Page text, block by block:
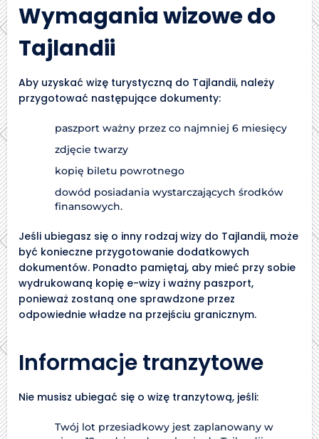
Wymagania wizowe do
Tajlandii
Aby uzyskać wizę turystyczną do Tajlandii, należy
przygotować następujące dokumenty:
paszport ważny przez co najmniej 6 miesięcy
zdjęcie twarzy
kopię biletu powrotnego
dowód posiadania wystarczających środków
finansowych.
Jeśli ubiegasz się o inny rodzaj wizy do Tajlandii, może
być konieczne przygotowanie dodatkowych
dokumentów. Ponadto pamiętaj, aby mieć przy sobie
wydrukowaną kopię e-wizy i ważny paszport,
ponieważ zostaną one sprawdzone przez
odpowiednie władze na przejściu granicznym.
Informacje tranzytowe
Nie musisz ubiegać się o wizę tranzytową, jeśli:
Twój lot przesiadkowy jest zaplanowany w